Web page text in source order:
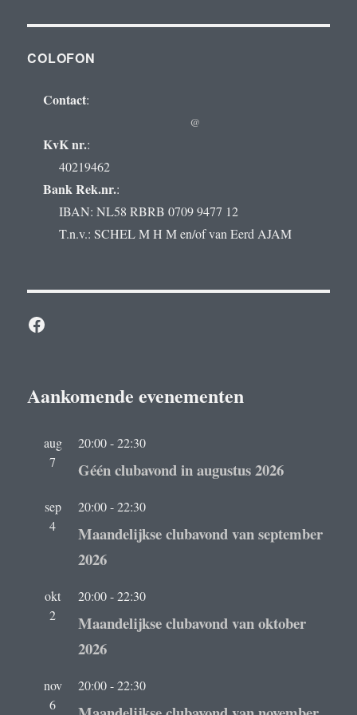
COLOFON
Contact:
@
KvK nr.:
40219462
Bank Rek.nr.:
IBAN: NL58 RBRB 0709 9477 12
T.n.v.: SCHEL M H M en/of van Eerd AJAM
Facebook
Aankomende evenementen
aug
7
20:00-22:30
Géén clubavond in augustus 2026
sep
4
20:00-22:30
Maandelijkse clubavond van september
2026
okt
2
20:00-22:30
Maandelijkse clubavond van oktober
2026
nov
6
20:00-22:30